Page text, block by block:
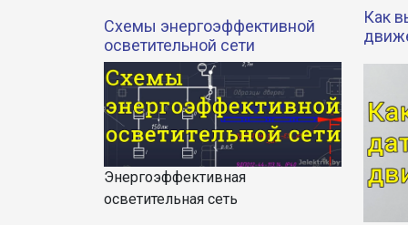
Cхемы энергоэффективной
осветительной сети
Энергоэффективная
осветительная сеть
Как